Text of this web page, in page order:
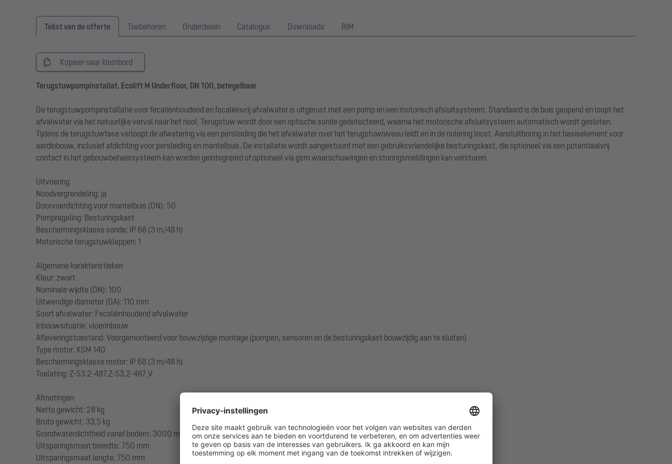
Tekst van de offerte Toebehoren Onderdelen Catalogus Downloads BIM
Kopieer naar klembord
Terugstuwpompinstallat. Ecolift M Underfloor, DN 100, betegelbaar
De terugstuwpompinstallatie voor fecaliënhoudend en fecaliënvrij afvalwater is uitgerust met een pomp en een motorisch afsluitsysteem. Standaard is de buis geopend en loopt het
afvalwater via het natuurlijke verval naar het riool. Terugstuw wordt door een optische sonde gedetecteerd, waarna het motorische afsluitsysteem automatisch wordt gesloten.
Tijdens de terugstuwfase verloopt de afwatering via een persleiding die het afvalwater over het terugstuwniveau leidt en in de riolering loost. Aansluitboring in het basiselement voor
aardinbouw, inclusief afdichting voor persleiding en mantelbuis. De installatie wordt aangestuurd met een gebruiksvriendelijke besturingskast, die optioneel via een potentiaalvrij
contact in het gebouwbeheersysteem kan worden geïntegreerd of optioneel via gsm waarschuwingen en storingsmeldingen kan versturen.
Uitvoering
Noodvergrendeling: ja
Doorvoerdichting voor mantelbuis (DN): 50
Pompregeling: Besturingskast
Beschermingsklasse sonde: IP 68 (3 m/48 h)
Motorische terugstuwkleppen: 1
Algemene karakteristieken
Kleur: zwart
Nominale wijdte (DN): 100
Uitwendige diameter (DA): 110 mm
Soort afvalwater: Fecaliënhoudend afvalwater
Inbouwsituatie: vloerinbouw
Afleveringstoestand: Voorgemonteerd voor bouwzijdige montage (pompen, sensoren en de besturingskast bouwzijdig aan te sluiten)
Type motor: KSM 140
Beschermingsklasse motor: IP 68 (3 m/48 h)
Toelating: Z-53.2-487,Z-53.2-487_V
Afmetingen
Netto gewicht: 28 kg
Bruto gewicht: 33,5 kg
Grondwaterdichtheid vanaf bodem: 3000 mm
Uitsparingsmaat breedte: 750 mm
Uitsparingsmaat lengte: 750 mm